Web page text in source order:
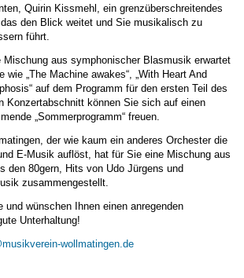
Quirin Kissmehl, ein grenzüberschreitendes
den Blick weitet und Sie musikalisch zu
führt.
Mischung aus symphonischer Blasmusik erwartet
„The Machine awakes“, „With Heart And
auf dem Programm für den ersten Teil des
Konzertabschnitt können Sie sich auf einen
„Sommerprogramm“ freuen.
der wie kaum ein anderes Orchester die
E-Musik auflöst, hat für Sie eine Mischung aus
den 80gern, Hits von Udo Jürgens und
zusammengestellt.
und wünschen Ihnen einen anregenden
Unterhaltung!
wollmatingen.de